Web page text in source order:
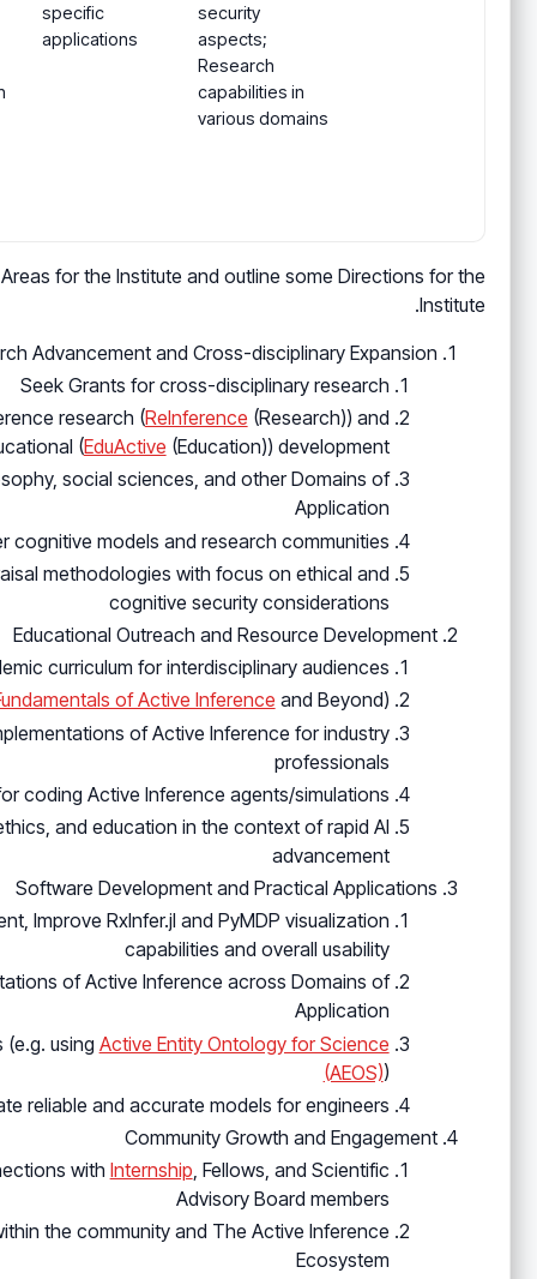
security
aspects;
Research
capabilities in
various domains
specific
applications
for the Institute and outline some Directions for the
Institute.
Advancement and Cross-disciplinary Expansion
Seek Grants for cross-disciplinary research
research (ReInference (Research)) and
(EduActive (Education)) development
social sciences, and other Domains of
Application
cognitive models and research communities
methodologies with focus on ethical and
cognitive security considerations
Educational Outreach and Resource Development
curriculum for interdisciplinary audiences
of Active Inference and Beyond)
of Active Inference for industry
professionals
coding Active Inference agents/simulations
and education in the context of rapid AI
advancement
Software Development and Practical Applications
Improve RxInfer.jl and PyMDP visualization
capabilities and overall usability
of Active Inference across Domains of
Application
using Active Entity Ontology for Science
(AEOS))
reliable and accurate models for engineers
Community Growth and Engagement
with Internship, Fellows, and Scientific
Advisory Board members
the community and The Active Inference
Ecosystem